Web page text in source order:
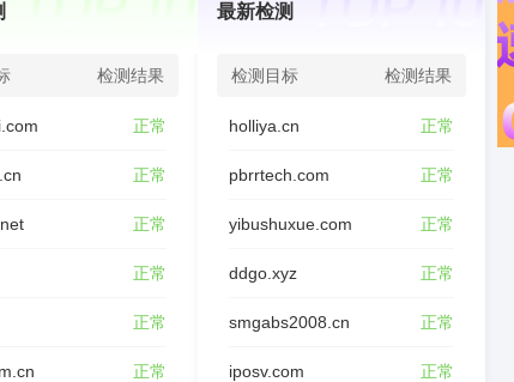
检测结果
正常
正常
正常
正常
正常
正常
最新检测
检测目标 检测结果
holliya.cn 正常
pbrrtech.com 正常
yibushuxue.com 正常
ddgo.xyz 正常
smgabs2008.cn 正常
iposv.com 正常